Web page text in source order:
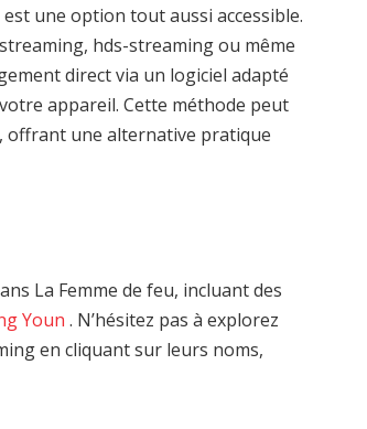
une option tout aussi accessible.
hds-streaming ou même
direct via un logiciel adapté
appareil. Cette méthode peut
offrant une alternative pratique
La Femme de feu, incluant des
Youn . N’hésitez pas à explorez
en cliquant sur leurs noms,